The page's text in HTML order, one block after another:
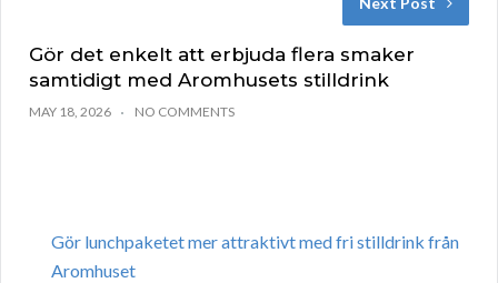
Gör det enkelt att erbjuda flera smaker
samtidigt med Aromhusets stilldrink
MAY 18, 2026 NO COMMENTS
Gör lunchpaketet mer attraktivt med fri stilldrink från
Aromhuset